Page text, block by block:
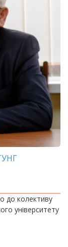
до колективу
університету